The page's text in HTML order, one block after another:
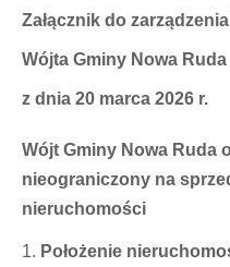
Załącznik do
Wójta Gminy Nowa Ruda
z dnia 20 marca 2026 r.
Wójt Gminy Nowa Ruda
nieograniczony na
nieruchomości
1. Położenie